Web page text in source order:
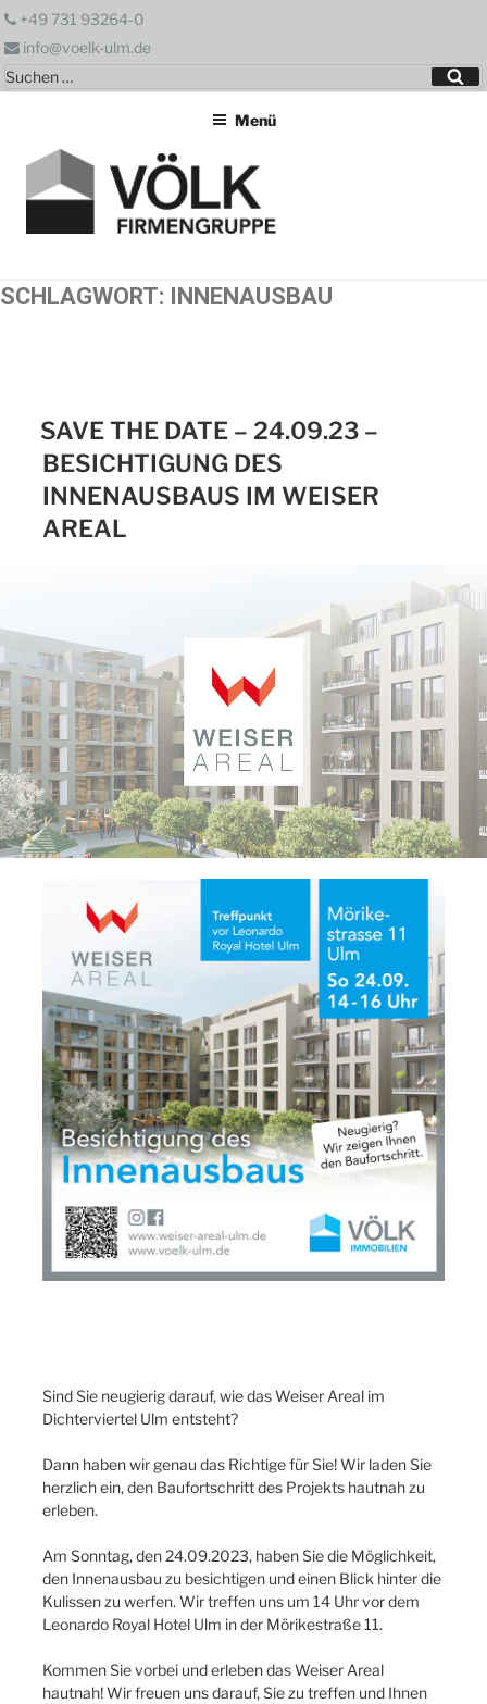
Zum
springen
+49 731 93264-0
info@voelk-ulm.de
Suchen
nach:
Menü
SCHLAGWORT: INNENAUSBAU
SAVE THE DATE – 24.09.23 –
BESICHTIGUNG DES
INNENAUSBAUS IM WEISER
AREAL
Sind Sie neugierig darauf, wie das Weiser Areal im
Dichterviertel Ulm entsteht?
Dann haben wir genau das Richtige für Sie! Wir laden Sie
herzlich ein, den Baufortschritt des Projekts hautnah zu
erleben.
Am Sonntag, den 24.09.2023, haben Sie die Möglichkeit,
den Innenausbau zu besichtigen und einen Blick hinter die
Kulissen zu werfen. Wir treffen uns um 14 Uhr vor dem
Leonardo Royal Hotel Ulm in der Mörikestraße 11.
Kommen Sie vorbei und erleben das Weiser Areal
hautnah! Wir freuen uns darauf, Sie zu treffen und Ihnen